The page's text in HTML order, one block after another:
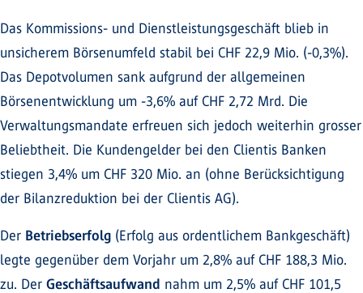
Das Kommissions- und Dienstleistungsgeschäft blieb in
unsicherem Börsenumfeld stabil bei CHF 22,9 Mio. (-0,3%).
Das Depotvolumen sank aufgrund der allgemeinen
Börsenentwicklung um -3,6% auf CHF 2,72 Mrd. Die
Verwaltungsmandate erfreuen sich jedoch weiterhin grosser
Beliebtheit. Die Kundengelder bei den Clientis Banken
stiegen 3,4% um CHF 320 Mio. an (ohne Berücksichtigung
der Bilanzreduktion bei der Clientis AG).
Der Betriebserfolg (Erfolg aus ordentlichem Bankgeschäft)
legte gegenüber dem Vorjahr um 2,8% auf CHF 188,3 Mio.
zu. Der Geschäftsaufwand nahm um 2,5% auf CHF 101,5